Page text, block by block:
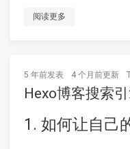
阅读更多
5 年前发表 4 个月前更新
Hexo博客搜索
1. 如何让自己